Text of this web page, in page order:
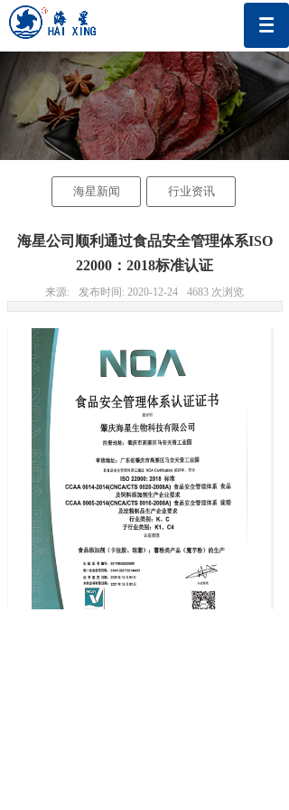
行业资讯
海星新闻
海星公司顺利通过食品安全管理体系ISO
22000：2018标准认证
来源: 发布时间: 2020-12-24 4683 次浏览